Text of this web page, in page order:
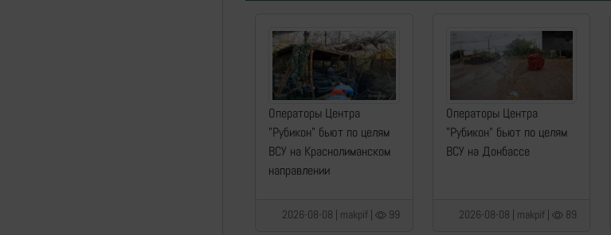
Операторы Центра
"Рубикон" бьют по целям
ВСУ на Краснолиманском
направлении
2026-08-08 | makpif | 99
Операторы Центра
"Рубикон" бьют по целям
ВСУ на Донбассе
2026-08-08 | makpif | 89